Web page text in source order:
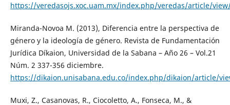
https://veredasojs.xoc.uam.mx/index.php/veredas/article/
Miranda-Novoa M. (2013), Diferencia entre la perspectiva de
género y la ideología de género. Revista de Fundamentación
Jurídica Díkaion, Universidad de la Sabana – Año 26 – Vol.21
Núm. 2 337-356 diciembre.
https://dikaion.unisabana.edu.co/index.php/dikaion/article/
Muxi, Z., Casanovas, R., Ciocoletto, A., Fonseca, M., &